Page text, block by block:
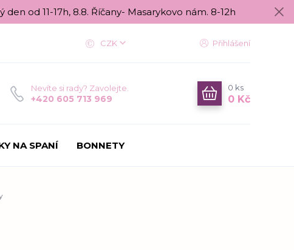
od 11-17h, 8.8. Říčany- Masarykovo nám. 8-12h
CZK Přihlášení
Nevíte si rady? Zavolejte.
+420 605 713 969
0 ks
0 Kč
NA SPANÍ BONNETY